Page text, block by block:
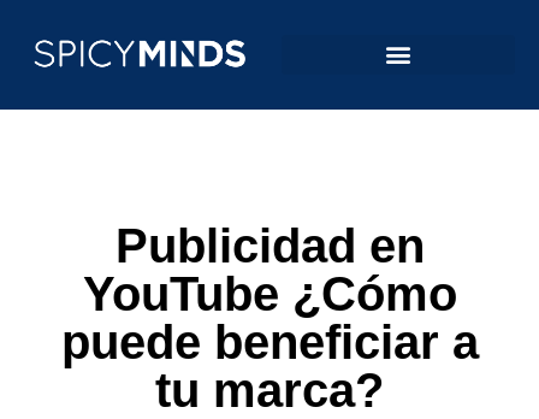
Publicidad en
YouTube ¿Cómo
puede beneficiar a
tu marca?